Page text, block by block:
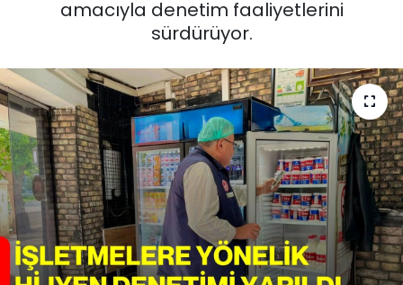
amacıyla denetim faaliyetlerini
sürdürüyor.
EĞİTİM
MAGAZİN
SAĞLIK
SPOR
11:11 MANŞET
Son Dakika Haberleri
Haber Arşivi